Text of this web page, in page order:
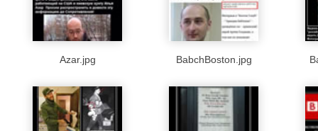
Azar.jpg BabchBoston.jpg